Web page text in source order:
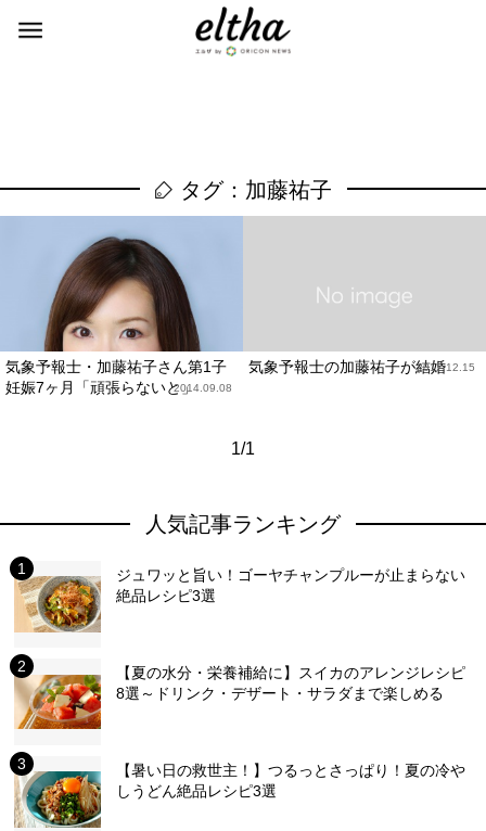
タグ：加藤祐子
気象予報士・加藤祐子さん第1子
妊娠7ヶ月「頑張らないと」2014.09.08
気象予報士の加藤祐子が結婚2012.12.15
1/1
人気記事ランキング
ジュワッと旨い！ゴーヤチャンプルーが止まらない
絶品レシピ3選
【夏の水分・栄養補給に】スイカのアレンジレシピ
8選～ドリンク・デザート・サラダまで楽しめる
【暑い日の救世主！】つるっとさっぱり！夏の冷や
しうどん絶品レシピ3選